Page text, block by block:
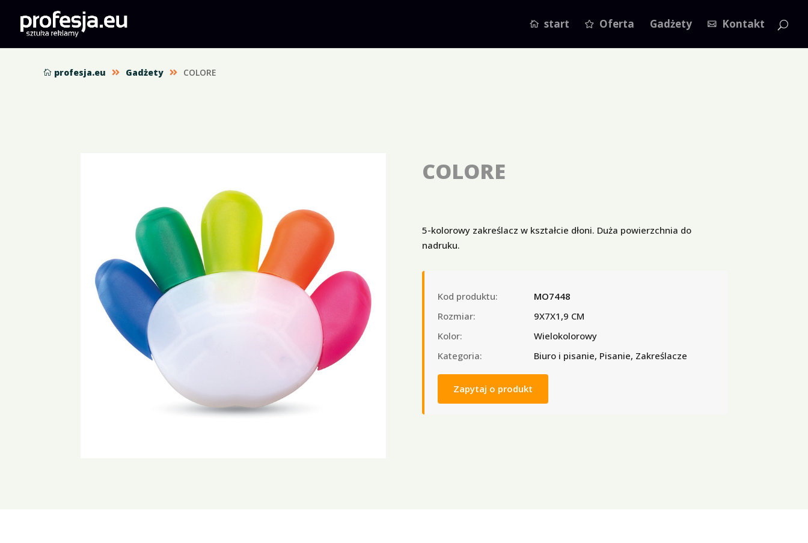
start Oferta Gadżety Kontakt
 profesja.eu  Gadżety  COLORE
COLORE
5-kolorowy zakreślacz w kształcie dłoni. Duża powierzchnia do
nadruku.
Kod produktu:
MO7448
Rozmiar:
9X7X1,9 CM
Kolor:
Wielokolorowy
Kategoria:
Biuro i pisanie, Pisanie, Zakreślacze
Zapytaj o produkt